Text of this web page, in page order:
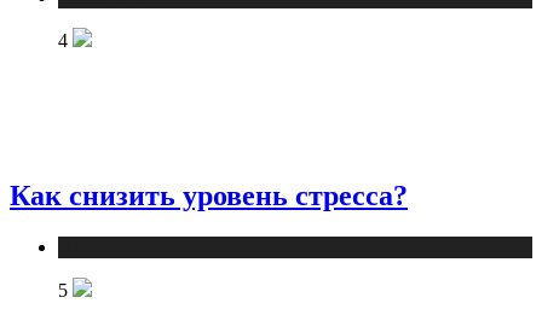
4
Как снизить уровень стресса?
5